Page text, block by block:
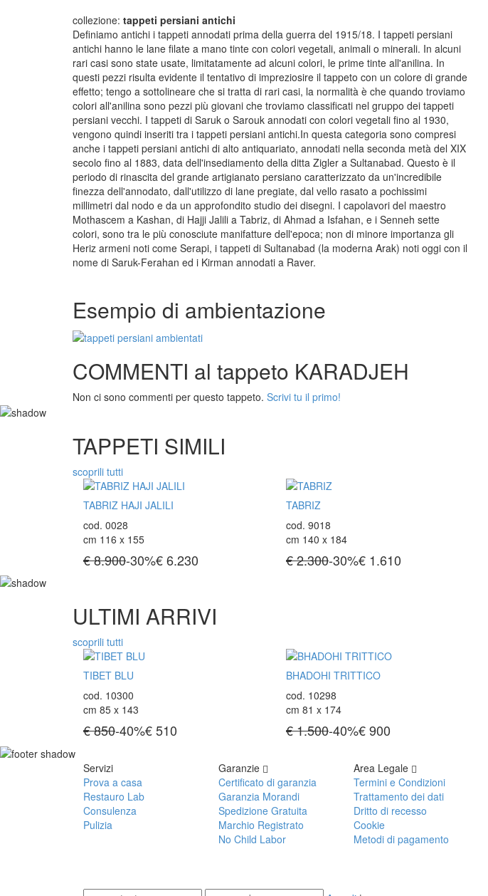
collezione: tappeti persiani antichi
Definiamo antichi i tappeti annodati prima della guerra del 1915/18. I tappeti persiani
antichi hanno le lane filate a mano tinte con colori vegetali, animali o minerali. In alcuni
rari casi sono state usate, limitatamente ad alcuni colori, le prime tinte all'anilina. In
questi pezzi risulta evidente il tentativo di impreziosire il tappeto con un colore di grande
effetto; tengo a sottolineare che si tratta di rari casi, la normalità è che quando troviamo
colori all'anilina sono pezzi più giovani che troviamo classificati nel gruppo dei tappeti
persiani vecchi. I tappeti di Saruk o Sarouk annodati con colori vegetali fino al 1930,
vengono quindi inseriti tra i tappeti persiani antichi.In questa categoria sono compresi
anche i tappeti persiani antichi di alto antiquariato, annodati nella seconda metà del XIX
secolo fino al 1883, data dell'insediamento della ditta Zigler a Sultanabad. Questo è il
periodo di rinascita del grande artigianato persiano caratterizzato da un'incredibile
finezza dell'annodato, dall'utilizzo di lane pregiate, dal vello rasato a pochissimi
millimetri dal nodo e da un approfondito studio dei disegni. I capolavori del maestro
Mothascem a Kashan, di Hajji Jalili a Tabriz, di Ahmad a Isfahan, e i Senneh sette
colori, sono tra le più conosciute manifatture dell'epoca; non di minore importanza gli
Heriz armeni noti come Serapi, i tappeti di Sultanabad (la moderna Arak) noti oggi con il
nome di Saruk-Ferahan ed i Kirman annodati a Raver.
Esempio di ambientazione
COMMENTI al tappeto KARADJEH
Non ci sono commenti per questo tappeto. Scrivi tu il primo!
TAPPETI SIMILI
scoprili tutti
TABRIZ HAJI JALILI
cod. 0028
cm 116 x 155
€ 8.900-30%€6.230
TABRIZ
cod. 9018
cm 140 x 184
€ 2.300-30%€ 1.610
ULTIMI ARRIVI
scoprili tutti
TIBET BLU
cod. 10300
cm 85 x 143
€ 850-40%€510
BHADOHI TRITTICO
cod. 10298
cm 81 x 174
€ 1.500-40%€900
Servizi
Prova a casa
Restauro Lab
Consulenza
Pulizia
Garanzie
Certificato di garanzia
Garanzia Morandi
Spedizione Gratuita
Marchio Registrato
No Child Labor
Area Legale
Termini e Condizioni
Trattamento dei dati
Dritto di recesso
Cookie
Metodi di pagamento